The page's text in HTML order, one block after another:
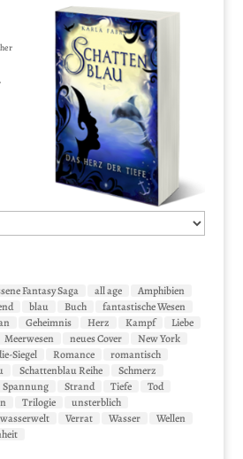
Fantasy Saga all age
Amphibien
blau Buch
fantastische Wesen
Geheimnis Herz Kampf
Liebe
Meerwesen neues Cover
New York
Siegel Romance
romantisch
Schattenblau Reihe
Schmerz
Spannung Strand Tiefe
Tod
Trilogie
unsterblich
Verrat Wasser
Wellen